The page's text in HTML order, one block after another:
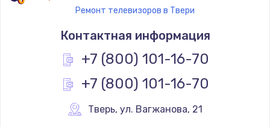
900 руб.
Заказать
900 руб.
Ремонт телевизоров в Твери
Контактная информация
+7 (800) 101-16-70
+7 (800) 101-16-70
Тверь, ул. Вагжанова, 21